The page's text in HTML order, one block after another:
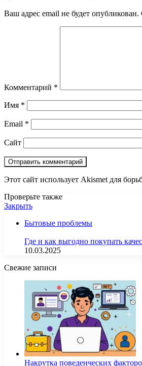
Ваш адрес email не будет опубликован.
Комментарий *
Имя *
Email *
Сайт
Этот сайт использует Akismet для
Проверьте также
Закрыть
Бытовые проблемы
Где и как выгодно покупать
10.03.2025
Свежие записи
Накрутка поведенческих